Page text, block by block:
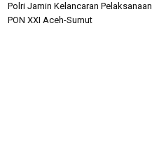
Polri Jamin Kelancaran Pelaksanaan
PON XXI Aceh-Sumut